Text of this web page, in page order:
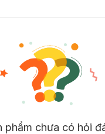
phẩm chưa có hỏi